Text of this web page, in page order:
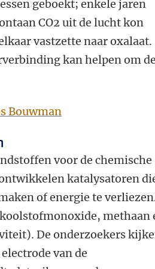
geboekt; enkele jaren
CO2 uit de lucht kon
vastzette naar oxalaat.
kan helpen om de
Bouwman
voor de chemische
katalysatoren
of energie te
methaan
De onderzoekers
van de